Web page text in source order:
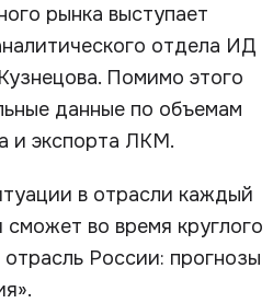
рынка выступает
отдела ИД
Помимо этого
данные по объемам
и экспорта ЛКМ.
в отрасли каждый
во время круглого
России: прогнозы